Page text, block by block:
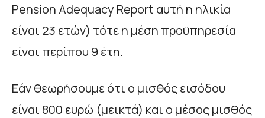
Pension Adequacy Report αυτή η ηλικία
είναι 23 ετών) τότε η μέση προϋπηρεσία
είναι περίπου 9 έτη.
Εάν θεωρήσουμε ότι ο μισθός εισόδου
είναι 800 ευρώ (μεικτά) και ο μέσος μισθός